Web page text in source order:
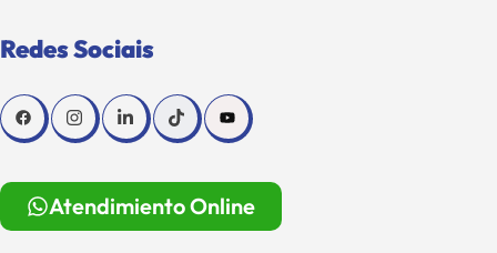
Redes Sociais
Atendimiento Online